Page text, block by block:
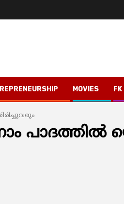
MOVIES
പാദത്തില്‍